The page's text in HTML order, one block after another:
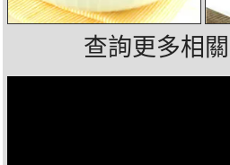
查詢更多相